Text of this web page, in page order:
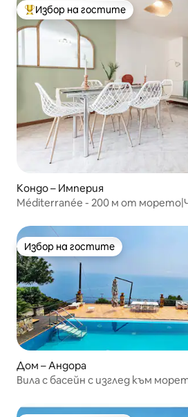
Най-популярен избор на гостите
Избор на гостите
Кондо – Империя
Méditerranée - 200 м от
Избор на гостите
Избор на гостите
Дом – Андора
Вила с басейн с изглед към